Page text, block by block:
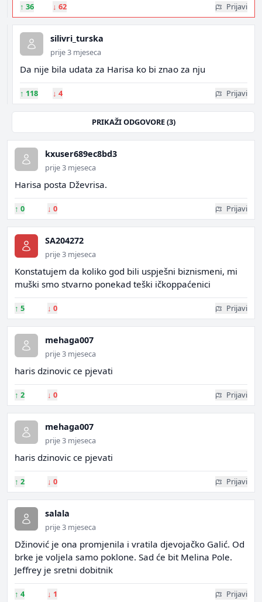
↑ 36 ↓ 62 Prijavi
silivri_turska
prije 3 mjeseca
Da nije bila udata za Harisa ko bi znao za nju
↑ 118 ↓ 4 Prijavi
PRIKAŽI ODGOVORE (3)
kxuser689ec8bd3
prije 3 mjeseca
Harisa posta Dževrisa.
↑ 0 ↓ 0 Prijavi
SA204272
prije 3 mjeseca
Konstatujem da koliko god bili uspješni biznismeni, mi
muški smo stvarno ponekad teški ičkoppaćenici
↑ 5 ↓ 0 Prijavi
mehaga007
prije 3 mjeseca
haris dzinovic ce pjevati
↑ 2 ↓ 0 Prijavi
mehaga007
prije 3 mjeseca
haris dzinovic ce pjevati
↑ 2 ↓ 0 Prijavi
salala
prije 3 mjeseca
Džinović je ona promjenila i vratila djevojačko Galić. Od
brke je voljela samo poklone. Sad će bit Melina Pole.
Jeffrey je sretni dobitnik
↑ 4 ↓ 1 Prijavi